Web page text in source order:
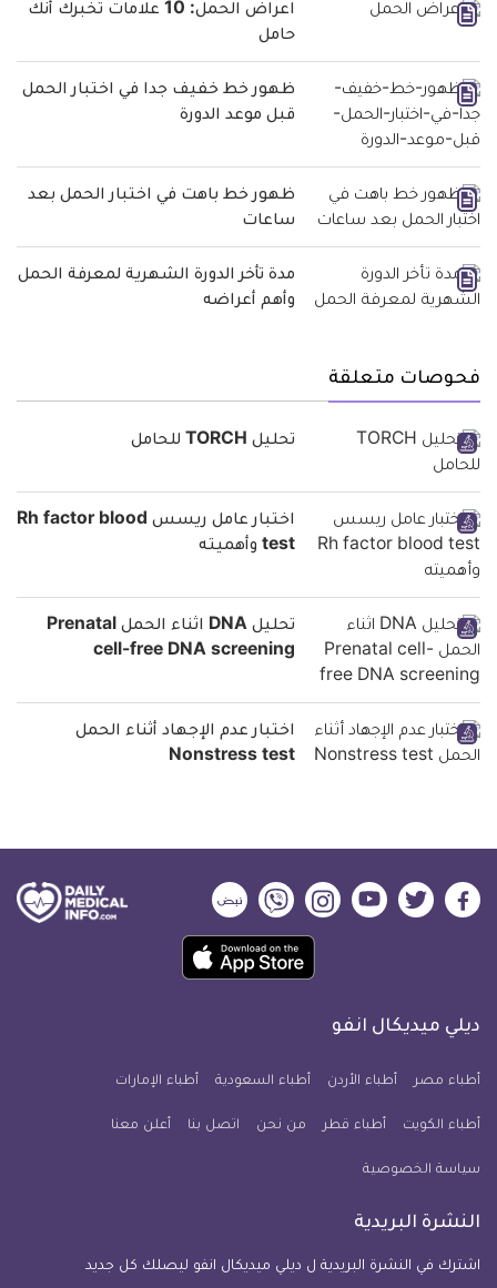
اعراض الحمل: 10 علامات تخبرك أنك
حامل
ظهور خط خفيف جدا في اختبار الحمل
قبل موعد الدورة
ظهور خط باهت في اختبار الحمل بعد
ساعات
مدة تأخر الدورة الشهرية لمعرفة الحمل
وأهم أعراضه
فحوصات متعلقة
تحليل TORCH للحامل
اختبار عامل ريسس Rh factor blood
test وأهميته
تحليل DNA اثناء الحمل Prenatal
cell-free DNA screening
اختبار عدم الإجهاد أثناء الحمل
Nonstress test
ديلي
فيسبوك
ديلي
تويتر
ديلي
ميديكال
يوتيوب
ديلي
ميديكال
انفو
ديلي
ميديكال
انفو
ديلي
ميديكال
انفو
حمل
تطبيق
معلومة
للآيفون
ديلي ميديكال انفو
أطباء مصر أطباء الأردن أطباء السعودية أطباء الإمارات
أطباء الكويت أطباء قطر من نحن اتصل بنا أعلن معنا
سياسة الخصوصية
النشرة البريدية
اشترك في النشرة البريدية ل ديلي ميديكال انفو ليصلك كل جديد